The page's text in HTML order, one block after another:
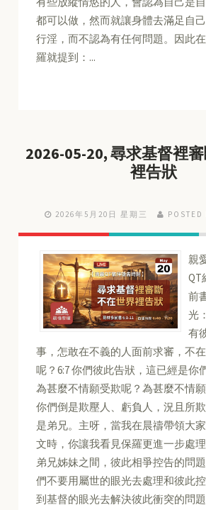
都可以做，然而就讓身體去滿足自
行淫，而不認為有任何問題。因此
羅就提到：...
2026-05-20, 尋求基督裡
裡告狀
2026年5月20日 星期三 POSTED
親
QT
前
光
有
事，怎敢在不義的人面前求審，不
呢？6:7 你們彼此告狀，這已經是你
為甚麼不情願受欺呢？為甚麼不情
你們倒是欺壓人、虧負人，況且所
是弟兄。主呀，當我在晨禱帶領大
文時，你讓我看見保羅更進一步處
弟兄姊妹之間，彼此相爭控告的問
們不要用屬世的眼光去處理和彼此
到基督的眼光去解決彼此衝突的問